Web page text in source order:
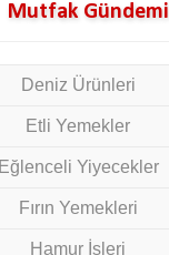
Mutfak Gündemi
Deniz Ürünleri
Etli Yemekler
Eğlenceli Yiyecekler
Fırın Yemekleri
Hamur İşleri